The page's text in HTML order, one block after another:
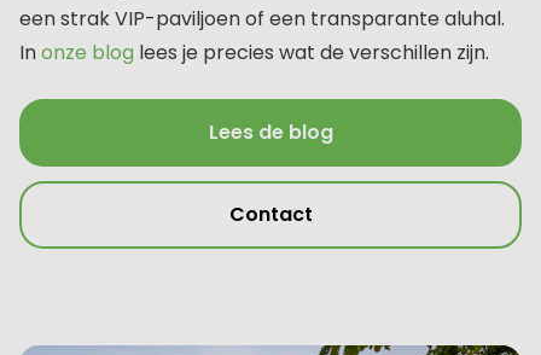
een strak VIP-paviljoen of een transparante aluhal.
Inonze blog lees je precies wat de verschillen zijn.
Lees de blog
Contact